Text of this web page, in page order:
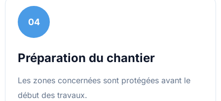
04
Préparation du chantier
Les zones concernées sont protégées avant le
début des travaux.